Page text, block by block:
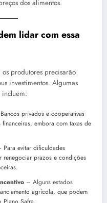
dos alimentos.
lidar com essa
os produtores precisarão
investimentos. Algumas
privados e cooperativas
embora com taxas de
evitar dificuldades
renegociar prazos e condições
– Alguns estados
agrícola, que podem